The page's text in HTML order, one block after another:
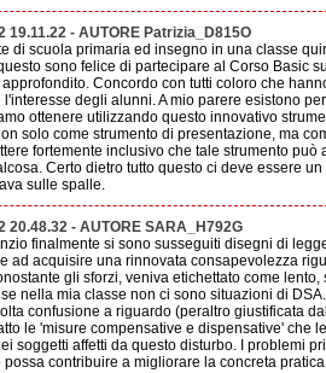
19.11.22 - AUTORE Patrizia_D815O
di scuola primaria ed insegno in una classe
sono felice di partecipare al Corso Basic
Concordo con tutti coloro che
degli alunni. A mio parere esistono
ottenere utilizzando questo innovativo
solo come strumento di presentazione, ma
fortemente inclusivo che tale strumento
Certo dietro tutto questo ci deve essere
sulle spalle.
20.48.32 - AUTORE SARA_H792G
finalmente si sono susseguiti disegni di
ad acquisire una rinnovata consapevolezza
gli sforzi, veniva etichettato come
nella mia classe non ci sono situazioni di
confusione a riguardo (peraltro giustificata
le 'misure compensative e dispensative' che
soggetti affetti da questo disturbo. I problemi
possa contribuire a migliorare la concreta